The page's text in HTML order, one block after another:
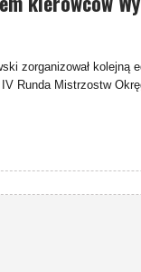
zorganizował kolejną
Runda Mistrzostw